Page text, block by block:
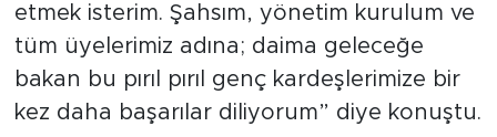
etmek isterim. Şahsım, yönetim kurulum ve
tüm üyelerimiz adına; daima geleceğe
bakan bu pırıl pırıl genç kardeşlerimize bir
kez daha başarılar diliyorum” diye konuştu.